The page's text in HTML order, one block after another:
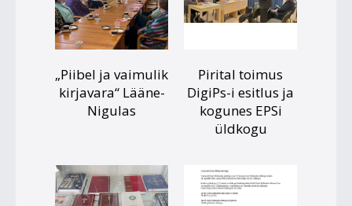
„Piibel ja vaimulik
kirjavara“ Lääne-
Nigulas
Pirital toimus
DigiPs-i esitlus ja
kogunes EPSi
üldkogu